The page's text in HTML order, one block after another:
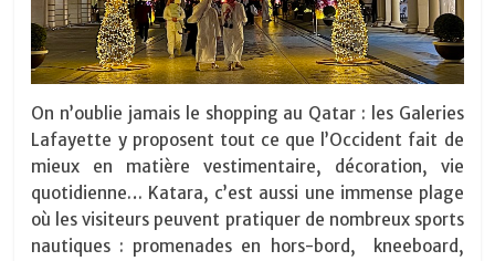
On n’oublie jamais le shopping au Qatar : les Galeries
Lafayette y proposent tout ce que l’Occident fait de
mieux en matière vestimentaire, décoration, vie
quotidienne… Katara, c’est aussi une immense plage
où les visiteurs peuvent pratiquer de nombreux sports
nautiques : promenades en hors-bord,
kneeboard,